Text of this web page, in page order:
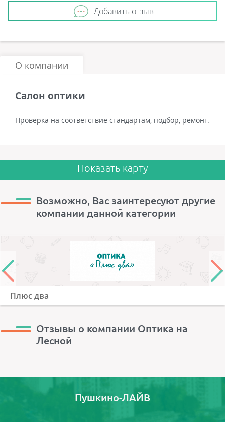
Добавить отзыв
О компании
Салон оптики
Проверка на соответствие стандартам, подбор, ремонт.
Показать карту
Возможно, Вас заинтересуют другие
компании данной категории
Плюс два
Отзывы о компании Оптика на
Лесной
Пушкино-ЛАЙВ